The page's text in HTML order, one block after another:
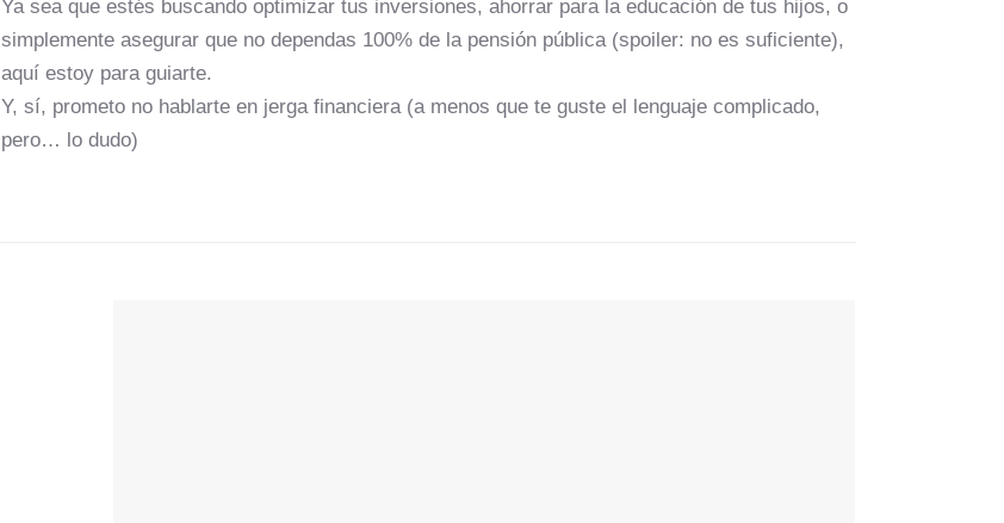
Ya sea que estés buscando optimizar tus inversiones, ahorrar para la educación de tus hijos, o
simplemente asegurar que no dependas 100% de la pensión pública (spoiler: no es suficiente),
aquí estoy para guiarte.
Y, sí, prometo no hablarte en jerga financiera (a menos que te guste el lenguaje complicado,
pero… lo dudo)